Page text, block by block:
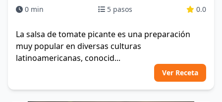
0 min 5 pasos 0.0
La salsa de tomate picante es una preparación
muy popular en diversas culturas
latinoamericanas, conocid...
Ver Receta